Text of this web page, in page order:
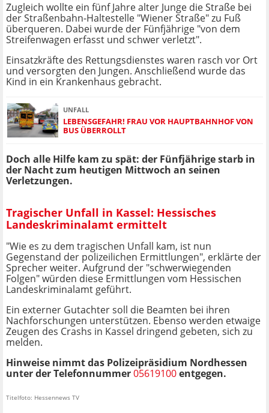
Zugleich wollte ein fünf Jahre alter Junge die Straße bei
der Straßenbahn-Haltestelle "Wiener Straße" zu Fuß
überqueren. Dabei wurde der Fünfjährige "von dem
Streifenwagen erfasst und schwer verletzt".
Einsatzkräfte des Rettungsdienstes waren rasch vor Ort
und versorgten den Jungen. Anschließend wurde das
Kind in ein Krankenhaus gebracht.
UNFALL
LEBENSGEFAHR! FRAU VOR HAUPTBAHNHOF VON
BUS ÜBERROLLT
Doch alle Hilfe kam zu spät: der Fünfjährige starb in
der Nacht zum heutigen Mittwoch an seinen
Verletzungen.
Tragischer Unfall in Kassel: Hessisches
Landeskriminalamt ermittelt
"Wie es zu dem tragischen Unfall kam, ist nun
Gegenstand der polizeilichen Ermittlungen", erklärte der
Sprecher weiter. Aufgrund der "schwerwiegenden
Folgen" würden diese Ermittlungen vom Hessischen
Landeskriminalamt geführt.
Ein externer Gutachter soll die Beamten bei ihren
Nachforschungen unterstützen. Ebenso werden etwaige
Zeugen des Crashs in Kassel dringend gebeten, sich zu
melden.
Hinweise nimmt das Polizeipräsidium Nordhessen
unter der Telefonnummer05619100entgegen.
Titelfoto: Hessennews TV